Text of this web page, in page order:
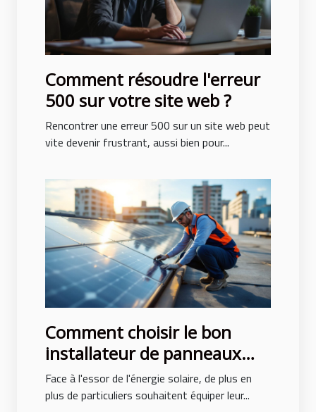
Comment résoudre l'erreur
500 sur votre site web ?
Rencontrer une erreur 500 sur un site web peut
vite devenir frustrant, aussi bien pour...
Comment choisir le bon
installateur de panneaux
solaires ?
Face à l'essor de l'énergie solaire, de plus en
plus de particuliers souhaitent équiper leur...